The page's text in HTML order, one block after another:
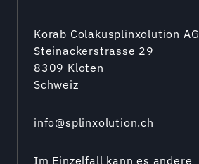
Korab Colakusplinxolution AG
Steinackerstrasse 29
8309 Kloten
Schweiz
info@splinxolution.ch
Im Einzelfall kann es andere